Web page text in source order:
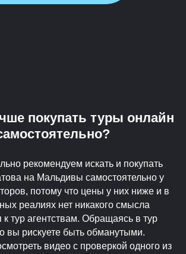
покупать туры онлайн
рекомендуем искать и покупать
на Мальдивы самостоятельно у
потому что цены у них ниже и в
реалиях нет никакого смысла
тур агентствам. Обращаясь в тур
вы рискуете быть обманутыми.
видео с проверкой одного из